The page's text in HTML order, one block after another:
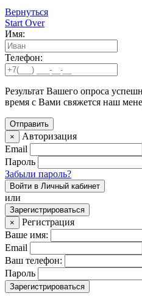
Вернуться
Start Over
Имя:
Телефон:
Результат Вашего опроса
время с Вами свяжется наш
×
Авторизация
Email
Пароль
Забыли пароль?
Войти в Личный кабинет
или
Зарегистрироваться
×
Регистрация
Ваше имя:
Email
Ваш телефон:
Пароль
Зарегистрироваться